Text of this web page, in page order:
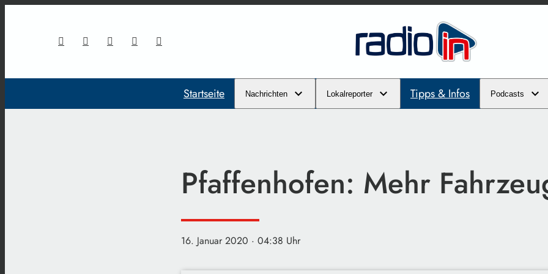
Startseite Nachrichten Lokalreporter Tipps & Infos Podcasts
Pfaffenhofen: Mehr
16. Januar 2020 · 04:38 Uhr